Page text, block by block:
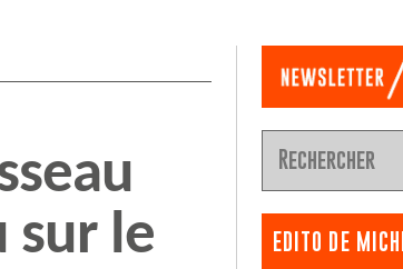
sur le
EDITO DE